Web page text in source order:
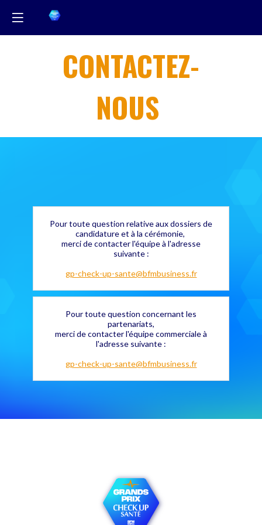
CONTACTEZ-
NOUS
Pour toute question relative aux dossiers de
candidature et à la cérémonie,
merci de contacter l'équipe à l'adresse
suivante :
gp-check-up-sante@bfmbusiness.fr
Pour toute question concernant les
partenariats,
merci de contacter l'équipe commerciale à
l'adresse suivante :
gp-check-up-sante@bfmbusiness.fr